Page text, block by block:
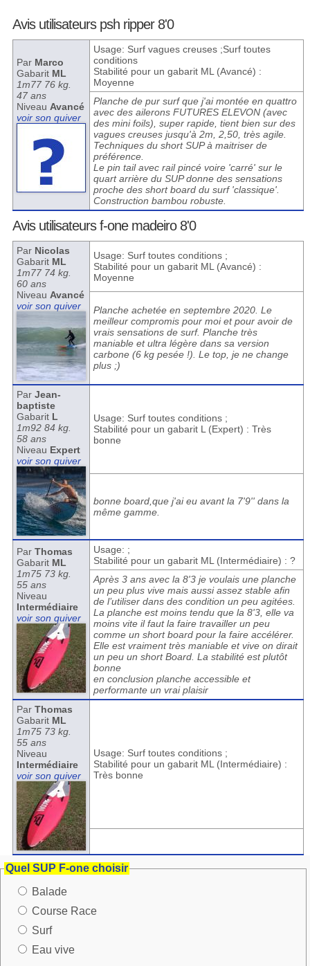
Avis utilisateurs psh ripper 8'0
Par Marco
Gabarit ML
1m77 76 kg.
47 ans
Niveau Avancé
voir son quiver
Usage: Surf vagues creuses ;Surf toutes
conditions
Stabilité pour un gabarit ML (Avancé) :
Moyenne
Planche de pur surf que j'ai montée en quattro
avec des ailerons FUTURES ELEVON (avec
des mini foils), super rapide, tient bien sur des
vagues creuses jusqu'à 2m, 2,50, très agile.
Techniques du short SUP à maitriser de
préférence.
Le pin tail avec rail pincé voire 'carré' sur le
quart arrière du SUP donne des sensations
proche des short board du surf 'classique'.
Construction bambou robuste.
Avis utilisateurs f-one madeiro 8'0
Par Nicolas
Gabarit ML
1m77 74 kg.
60 ans
Niveau Avancé
voir son quiver
Usage: Surf toutes conditions ;
Stabilité pour un gabarit ML (Avancé) :
Moyenne
Planche achetée en septembre 2020. Le
meilleur compromis pour moi et pour avoir de
vrais sensations de surf. Planche très
maniable et ultra légère dans sa version
carbone (6 kg pesée !). Le top, je ne change
plus ;)
Par Jean-
baptiste
Gabarit L
1m92 84 kg.
58 ans
Niveau Expert
voir son quiver
Usage: Surf toutes conditions ;
Stabilité pour un gabarit L (Expert) : Très
bonne
bonne board,que j'ai eu avant la 7'9'' dans la
même gamme.
Par Thomas
Gabarit ML
1m75 73 kg.
55 ans
Niveau
Intermédiaire
voir son quiver
Usage: ;
Stabilité pour un gabarit ML (Intermédiaire) : ?
Après 3 ans avec la 8'3 je voulais une planche
un peu plus vive mais aussi assez stable afin
de l’utiliser dans des condition un peu agitées.
La planche est moins tendu que la 8'3, elle va
moins vite il faut la faire travailler un peu
comme un short board pour la faire accélérer.
Elle est vraiment très maniable et vive on dirait
un peu un short Board. La stabilité est plutôt
bonne
en conclusion planche accessible et
performante un vrai plaisir
Par Thomas
Gabarit ML
1m75 73 kg.
55 ans
Niveau
Intermédiaire
voir son quiver
Usage: Surf toutes conditions ;
Stabilité pour un gabarit ML (Intermédiaire) :
Très bonne
Quel SUP F-one choisir
Balade
Course Race
Surf
Eau vive